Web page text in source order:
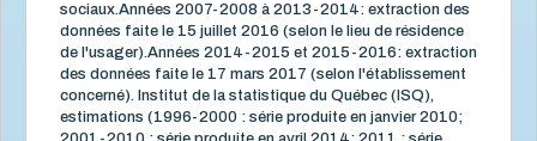
sociaux.Années 2007-2008 à 2013-2014: extraction des
données faite le 15 juillet 2016 (selon le lieu de résidence
de l'usager).Années 2014-2015 et 2015-2016: extraction
des données faite le 17 mars 2017 (selon l'établissement
concerné). Institut de la statistique du Québec (ISQ),
estimations (1996-2000 : série produite en janvier 2010;